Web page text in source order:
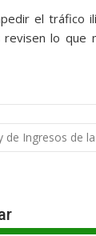
el tráfico
lo que
de Ingresos de